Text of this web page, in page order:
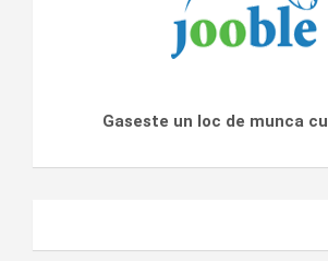
Gaseste un loc de munca cu